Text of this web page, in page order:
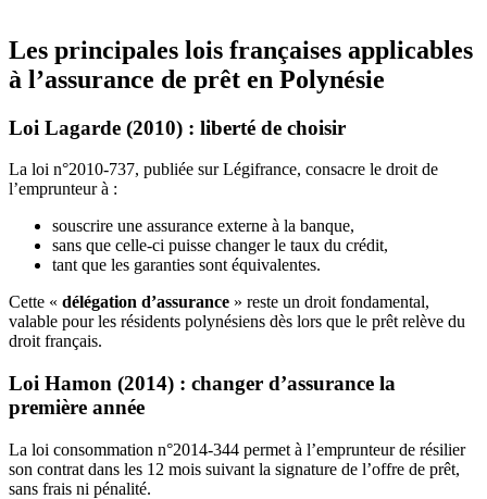
Les principales lois françaises applicables
à l’assurance de prêt en Polynésie
Loi Lagarde (2010) : liberté de choisir
La loi n°2010-737, publiée sur Légifrance, consacre le droit de
l’emprunteur à :
souscrire une assurance externe à la banque,
sans que celle-ci puisse changer le taux du crédit,
tant que les garanties sont équivalentes.
Cette « délégation d’assurance » reste un droit fondamental,
valable pour les résidents polynésiens dès lors que le prêt relève du
droit français.
Loi Hamon (2014) : changer d’assurance la
première année
La loi consommation n°2014-344 permet à l’emprunteur de résilier
son contrat dans les 12 mois suivant la signature de l’offre de prêt,
sans frais ni pénalité.